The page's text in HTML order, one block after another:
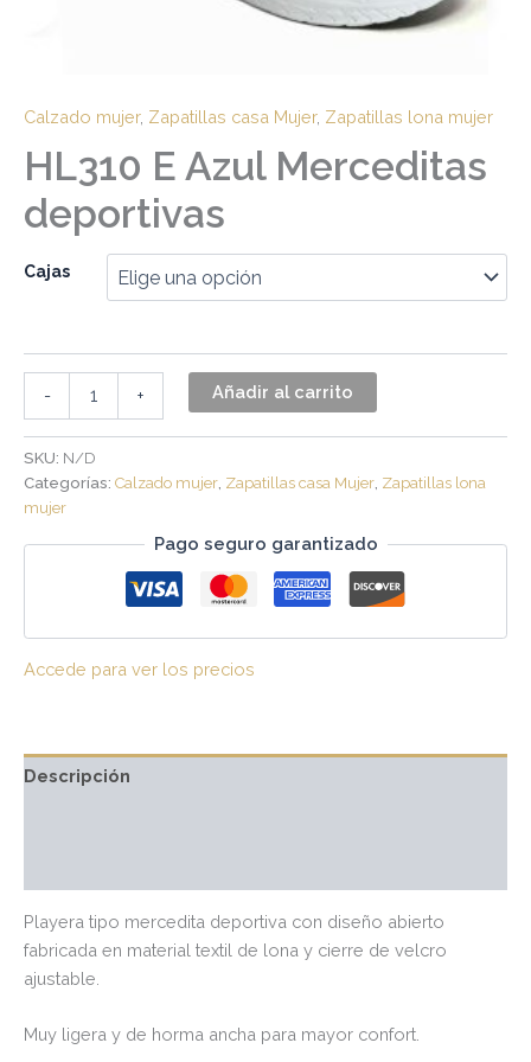
Calzado mujer, Zapatillas casa Mujer, Zapatillas lona mujer
HL310 E Azul Merceditas
deportivas
Cajas
- + Añadir al carrito
SKU: N/D
Categorías: Calzado mujer Zapatillas casa Mujer Zapatillas lona
mujer
Pago seguro garantizado
Accede para ver los precios
Descripción
Playera tipo mercedita deportiva con diseño abierto
fabricada en material textil de lona y cierre de velcro
ajustable.
Muy ligera y de horma ancha para mayor confort.